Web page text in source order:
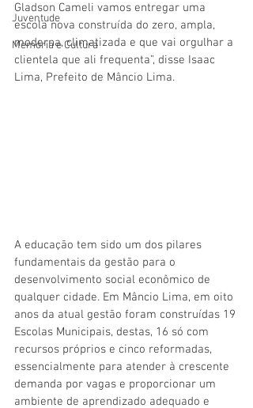
Juventude
Memória e Cultura
Gladson Cameli vamos entregar uma
escola nova construída do zero, ampla,
moderna, climatizada e que vai orgulhar a
clientela que ali frequenta”, disse Isaac
Lima, Prefeito de Mâncio Lima.
A educação tem sido um dos pilares
fundamentais da gestão para o
desenvolvimento social econômico de
qualquer cidade. Em Mâncio Lima, em oito
anos da atual gestão foram construídas 19
Escolas Municipais, destas, 16 só com
recursos próprios e cinco reformadas,
essencialmente para atender à crescente
demanda por vagas e proporcionar um
ambiente de aprendizado adequado e